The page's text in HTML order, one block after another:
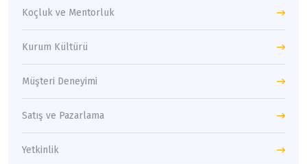
Koçluk ve Mentorluk
Kurum Kültürü
Müşteri Deneyimi
Satış ve Pazarlama
Yetkinlik